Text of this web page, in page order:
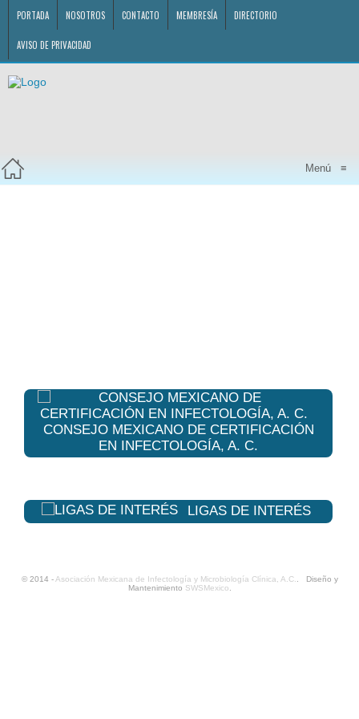
PORTADA NOSOTROS CONTACTO MEMBRESÍA DIRECTORIO
AVISO DE PRIVACIDAD
Menú ≡
CONSEJO MEXICANO DE CERTIFICACIÓN
EN INFECTOLOGÍA, A. C.
LIGAS DE INTERÉS
© 2014 - Asociación Mexicana de Infectología y Microbiología Clínica, A.C.
. Diseño y
Mantenimiento SWSMexico